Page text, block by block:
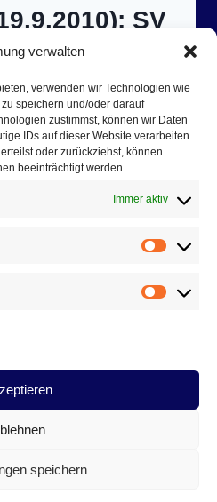
verwalten
verwenden wir Technologien wie
speichern und/oder darauf
zustimmst, können wir Daten
IDs auf dieser Website verarbeiten.
oder zurückziehst, können
beeinträchtigt werden.
Immer aktiv
speichern
SV
– TSV
Saison mussten die
aus Stadtroda
entwickelte sich ein
konnten. So war